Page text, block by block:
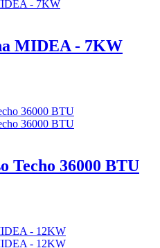
MIDEA - 7KW
Techo 36000 BTU